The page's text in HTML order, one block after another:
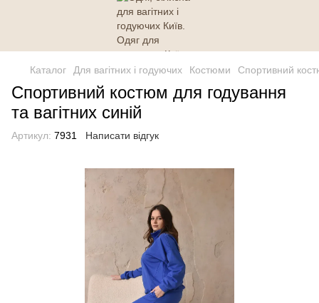
Каталог Для вагітних і годуючих Костюми Спортивний
Спортивний костюм для годування
та вагітних синій
Артикул: 7931 Написати відгук